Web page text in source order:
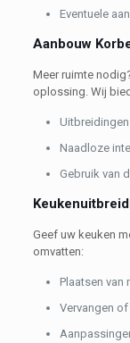
Eventuele
Aanbouw
Meer ruimte
oplossing. Wij
Naadloze
Gebruik van
Geef uw keuken
omvatten:
Plaatsen van
Vervangen